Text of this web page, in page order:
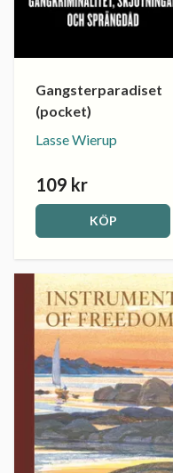
Gangsterparadiset
(pocket)
Lasse Wierup
109 kr
KÖP